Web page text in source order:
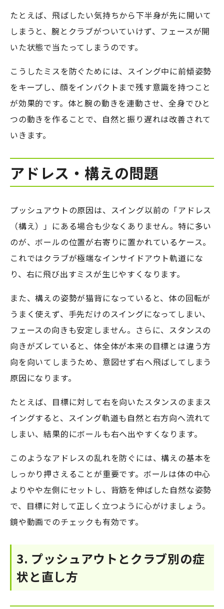
たとえば、飛ばしたい気持ちから下半身が先に開いて
しまうと、腕とクラブがついていけず、フェースが開
いた状態で当たってしまうのです。
こうしたミスを防ぐためには、スイング中に前傾姿勢
をキープし、顔をインパクトまで残す意識を持つこと
が効果的です。体と腕の動きを連動させ、全身でひと
つの動きを作ることで、自然と振り遅れは改善されて
いきます。
アドレス・構えの問題
プッシュアウトの原因は、スイング以前の「アドレス
（構え）」にある場合も少なくありません。特に多い
のが、ボールの位置が右寄りに置かれているケース。
これではクラブが極端なインサイドアウト軌道にな
り、右に飛び出すミスが生じやすくなります。
また、構えの姿勢が猫背になっていると、体の回転が
うまく使えず、手先だけのスイングになってしまい、
フェースの向きも安定しません。さらに、スタンスの
向きがズレていると、体全体が本来の目標とは違う方
向を向いてしまうため、意図せず右へ飛ばしてしまう
原因になります。
たとえば、目標に対して右を向いたスタンスのままス
イングすると、スイング軌道も自然と右方向へ流れて
しまい、結果的にボールも右へ出やすくなります。
このようなアドレスの乱れを防ぐには、構えの基本を
しっかり押さえることが重要です。ボールは体の中心
よりやや左側にセットし、背筋を伸ばした自然な姿勢
で、目標に対して正しく立つように心がけましょう。
鏡や動画でのチェックも有効です。
3. プッシュアウトとクラブ別の症
状と直し方